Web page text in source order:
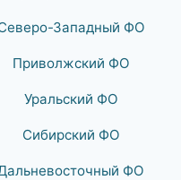
Западный ФО
Приволжский ФО
Уральский ФО
Сибирский ФО
ФО